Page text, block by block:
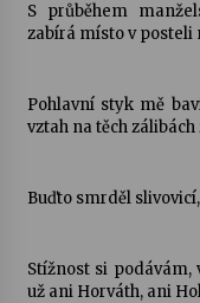
S průběhem
zabírá místo v posteli
Pohlavní styk mě
vztah na těch
Buďto smrděl
Stížnost si podávám,
už ani Horváth, ani